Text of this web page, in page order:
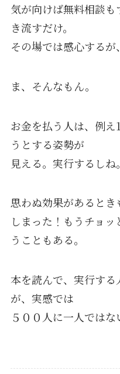
気が向けば無料相談
き流すだけ。
その場では感心するが
ま、そんなもん。
お金を払う人は、例
うとする姿勢が
見える。実行するしね。
思わぬ効果があるとき
しまった！もうチョ
うこともある。
本を読んで、実行す
が、実感では
５００人に一人ではな